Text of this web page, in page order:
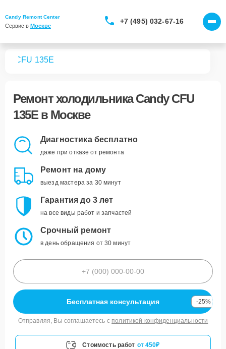
Candy Remont Center
Сервис в Москве
+7 (495) 032-67-16
CFU 135E
Ремонтхолодильника Candy CFU
135Eв Москве
Диагностика бесплатно
даже при отказе от ремонта
Ремонт на дому
выезд мастера за 30 минут
Гарантия до 3 лет
на все виды работ и запчастей
Срочный ремонт
в день обращения от 30 минут
Бесплатная консультация -25%
Отправляя, Вы соглашаетесь с политикой конфиденциальности
Стоимость работ от 450₽